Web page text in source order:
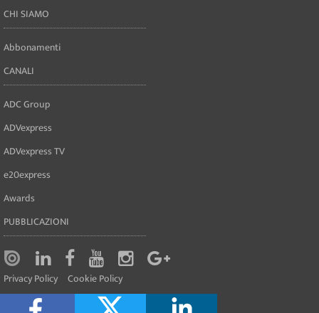
CHI SIAMO
Abbonamenti
CANALI
ADC Group
ADVexpress
ADVexpress TV
e20express
Awards
PUBBLICAZIONI
Privacy Policy Cookie Policy